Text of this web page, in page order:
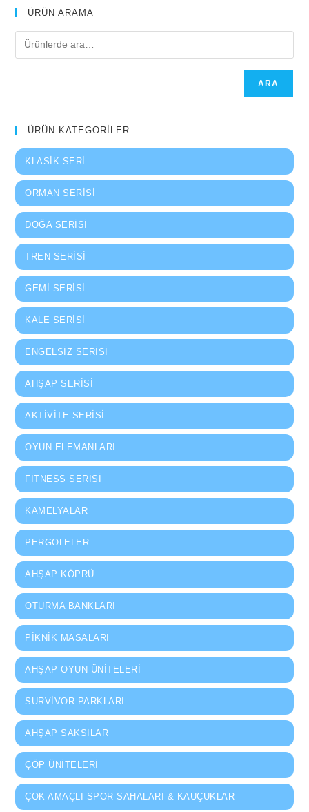
ÜRÜN ARAMA
ARA
ÜRÜN KATEGORİLER
KLASIK SERI
ORMAN SERISI
DOĞA SERISI
TREN SERISI
GEMI SERISI
KALE SERISI
ENGELSIZ SERISI
AHŞAP SERISI
AKTIVITE SERISI
OYUN ELEMANLARI
FITNESS SERISI
KAMELYALAR
PERGOLELER
AHŞAP KÖPRÜ
OTURMA BANKLARI
PIKNIK MASALARI
AHŞAP OYUN ÜNITELERI
SURVIVOR PARKLARI
AHŞAP SAKSILAR
ÇÖP ÜNITELERI
ÇOK AMAÇLI SPOR SAHALARI & KAUÇUKLAR